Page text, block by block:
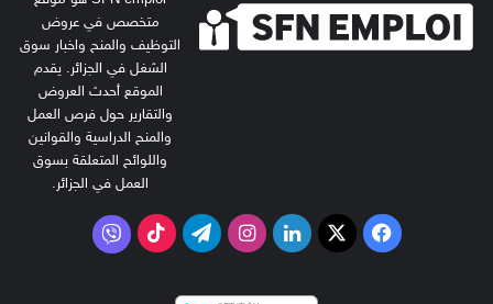
متخصص في عروض
التوظيف والمنح واخبار سوق
الشغل في الجزائر. يقدم
الموقع أحدث العروض
والتقارير حول فرص العمل
والمنح الدراسية والقوانين
واللوائح المتعلقة بسوق
العمل في الجزائر.
فيسبوك
‫X لينكدإنانستقرامتيلقرام‫TikTokفايبر